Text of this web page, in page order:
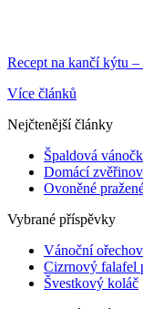
Recept na kančí kýtu
Více článků
Nejčtenější články
Špaldová
Domácí
Ovoněné
Vybrané příspěvky
Vánoční
Cizrnový falafel
Švestkový koláč